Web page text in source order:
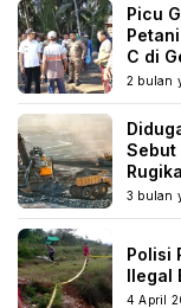
Picu
C di
2 bulan
Sebut
3 bulan
Polisi
Ilegal
4 April